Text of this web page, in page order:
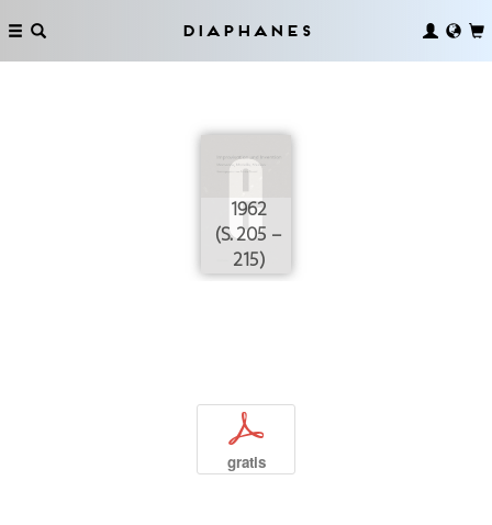
Diaphanes
1962
(S. 205 –
215)
p
gratis